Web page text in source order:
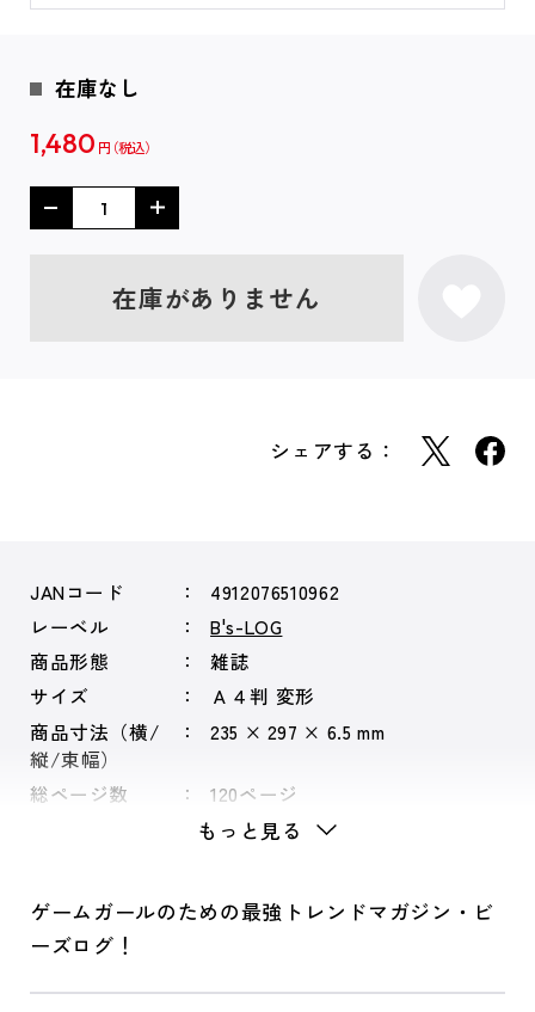
在庫なし
1,480 円
在庫がありません
シェアする：
JANコード
4912076510962
レーベル
B's-LOG
商品形態
雑誌
サイズ
Ａ４判 変形
商品寸法（横/
縦/束幅）
235 × 297 × 6.5 mm
総ページ数 120ページ
もっと見る
ゲームガールのための最強トレンドマガジン・ビ
ーズログ！